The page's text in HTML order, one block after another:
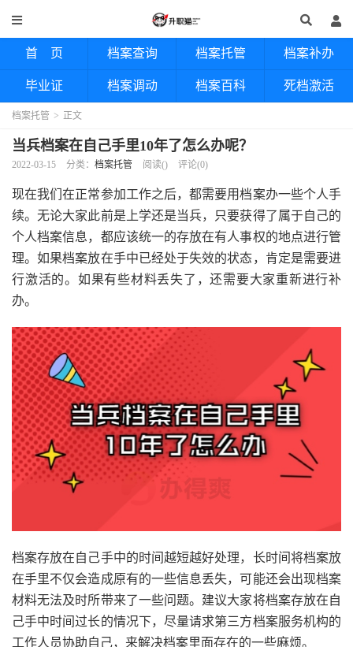
首 页 档案查询 档案托管 档案补办
毕业证 档案调动 档案百科 死档激活
档案托管 > 正文
当兵档案在自己手里10年了怎么办呢？
2022-03-15 分类： 档案托管 阅读() 评论(0)
现在我们在正常参加工作之后，都需要用档案办一些个人手
续。无论大家此前是上学还是当兵，只要获得了属于自己的
个人档案信息，都应该统一的存放在有人事权的地点进行管
理。如果档案放在手中已经处于失效的状态，肯定是需要进
行激活的。如果有些材料丢失了，还需要大家重新进行补
办。
档案存放在自己手中的时间越短越好处理，长时间将档案放
在手里不仅会造成原有的一些信息丢失，可能还会出现档案
材料无法及时所带来了一些问题。建议大家将档案存放在自
己手中时间过长的情况下，尽量请求第三方档案服务机构的
工作人员协助自己，来解决档案里面存在的一些麻烦。